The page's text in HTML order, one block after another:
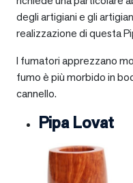
degli artigiani e gli
realizzazione di questa
I fumatori apprezzano
fumo è più morbido in
cannello.
Pipa Lovat